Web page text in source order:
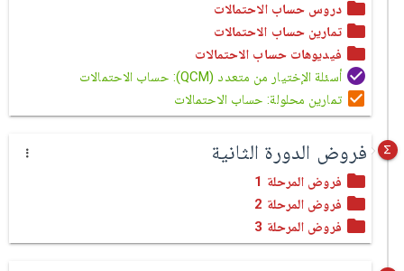
دروس حساب الاحتمالات
تمارين حساب الاحتمالات
فيديوهات حساب الاحتمالات
أسئلة الإختيار من متعدد (QCM): حساب الاحتمالات
تمارين محلولة: حساب الاحتمالات
فروض الدورة الثانية
فروض المرحلة 1
فروض المرحلة 2
فروض المرحلة 3